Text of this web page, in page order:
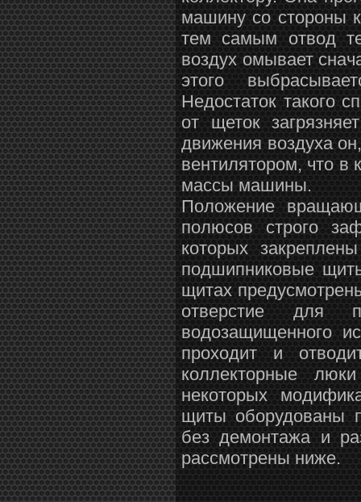
машину со стороны
тем самым отвод
воздух омывает
этого
Недостаток такого
от щеток
движения воздуха
вентилятором, что в
массы машины.
Положение
полюсов строго
которых
подшипниковые
щитах
отверстие для
водозащищенного
проходит и
коллекторные
некоторых
щиты оборудованы
без демонтажа и
рассмотрены ниже.